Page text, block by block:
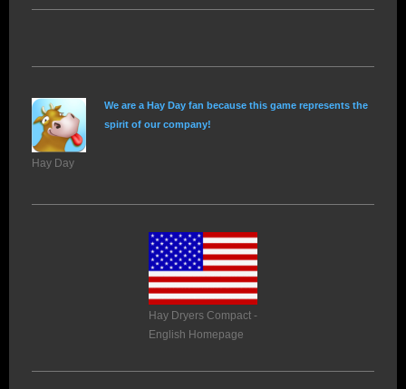
Hay Day
We are a Hay Day fan because this game represents the
spirit of our company!
Hay Dryers Compact -
English Homepage